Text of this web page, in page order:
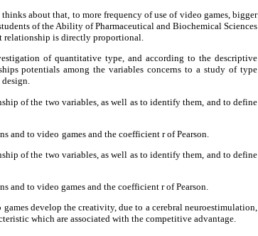
about that, to more frequency of use of video games, bigger
of the Ability of Pharmaceutical and Biochemical Sciences
relationship is directly proportional.
of quantitative type, and according to the descriptive
potentials among the variables concerns to a study of type
of the two variables, as well as to identify them, and to define
and to video games and the coefficient r of Pearson.
of the two variables, as well as to identify them, and to define
and to video games and the coefficient r of Pearson.
develop the creativity, due to a cerebral neuroestimulation,
which are associated with the competitive advantage.